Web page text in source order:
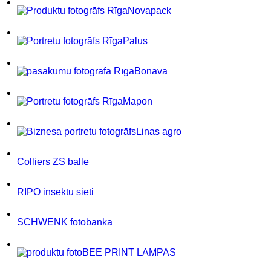
Novapack
Palus
Bonava
Mapon
Linas agro
Colliers ZS balle
RIPO insektu sieti
SCHWENK fotobanka
BEE PRINT LAMPAS